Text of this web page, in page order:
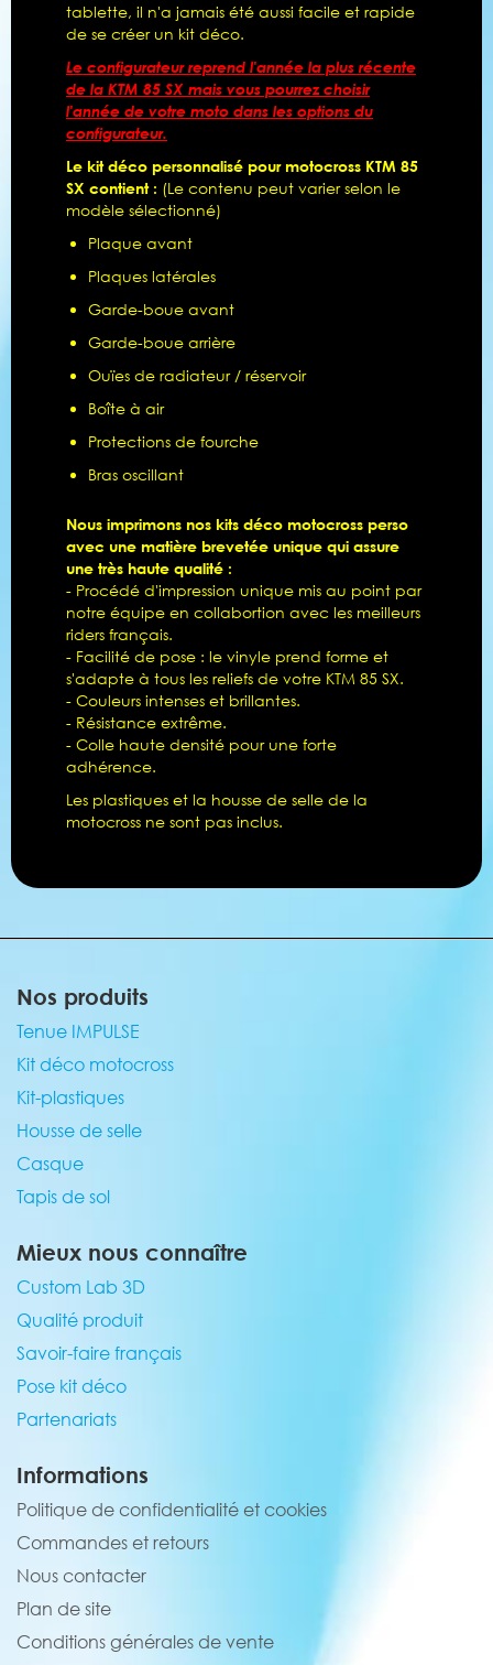
tablette, il n'a jamais été aussi facile et rapide
de se créer un kit déco.
Le configurateur reprend l'année la plus récente
de la KTM 85 SX mais vous pourrez choisir
l'année de votre moto dans les options du
configurateur.
Le kit déco personnalisé pour motocross KTM 85
SX contient : (Le contenu peut varier selon le
modèle sélectionné)
Plaque avant
Plaques latérales
Garde-boue avant
Garde-boue arrière
Ouïes de radiateur / réservoir
Boîte à air
Protections de fourche
Bras oscillant
Nous imprimons nos kits déco motocross perso
avec une matière brevetée unique qui assure
une très haute qualité :
- Procédé d'impression unique mis au point par
notre équipe en collabortion avec les meilleurs
riders français.
- Facilité de pose : le vinyle prend forme et
s'adapte à tous les reliefs de votre KTM 85 SX.
- Couleurs intenses et brillantes.
- Résistance extrême.
- Colle haute densité pour une forte
adhérence.
Les plastiques et la housse de selle de la
motocross ne sont pas inclus.
Nos produits
Tenue IMPULSE
Kit déco motocross
Kit-plastiques
Housse de selle
Casque
Tapis de sol
Mieux nous connaître
Custom Lab 3D
Qualité produit
Savoir-faire français
Pose kit déco
Partenariats
Informations
Politique de confidentialité et cookies
Commandes et retours
Nous contacter
Plan de site
Conditions générales de vente